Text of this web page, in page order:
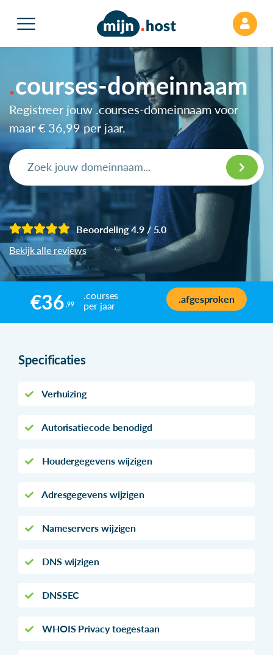
courses-domeinnaam
Registreer jouw .courses-domeinnaam voor
maar € 36,99 per jaar.
Beoordeling 4.9 / 5.0
Bekijk alle reviews
€36 ,99
.courses
per jaar
.afgesproken
Specificaties
Verhuizing
Autorisatiecode benodigd
Houdergegevens wijzigen
Adresgegevens wijzigen
Nameservers wijzigen
DNS wijzigen
DNSSEC
WHOIS Privacy toegestaan